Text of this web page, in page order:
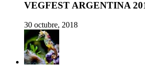
VEGFEST ARGENTINA
30 octubre, 2018